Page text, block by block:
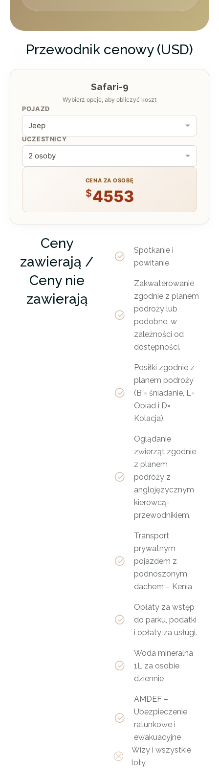
ZAKWATEROWANIE
ZAKWATEROWANIE Mara Sopa Lodge
ZAKWATEROWANIE Mara Sopa Lodge
Przewodnik cenowy (USD)
Safari-9
Wybierz opcje, aby obliczyć koszt
POJAZD
UCZESTNICY
CENA ZA OSOBĘ
$4553
Ceny
zawierają /
Ceny nie
zawierają
Spotkanie i
powitanie
Zakwaterowanie
zgodnie z planem
podroży lub
podobne, w
zależności od
dostępności.
Posiłki zgodnie z
planem podroży
(B = śniadanie, L=
Obiad i D=
Kolacja).
Oglądanie
zwierząt zgodnie
z planem
podróży z
anglojęzycznym
kierowcą-
przewodnikiem.
Transport
prywatnym
pojazdem z
podnoszonym
dachem – Kenia
Opłaty za wstęp
do parku, podatki
i opłaty za usługi.
Woda mineralna
1L za osobie
dziennie
AMDEF –
Ubezpieczenie
ratunkowe i
ewakuacyjne
Wizy i wszystkie
loty.